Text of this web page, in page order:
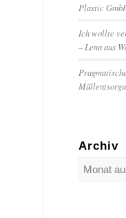
Plastic
Ich wollte
– Lena aus
Archiv